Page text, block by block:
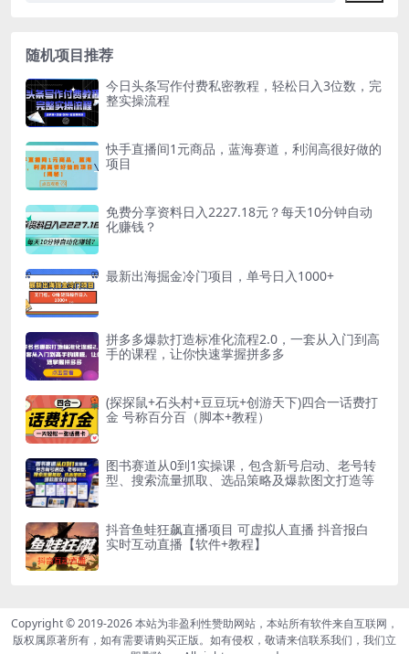
随机项目推荐
今日头条写作付费私密教程，轻松日入3位数，完
整实操流程
快手直播间1元商品，蓝海赛道，利润高很好做的
项目
免费分享资料日入2227.18元？每天10分钟自动
化赚钱？
最新出海掘金冷门项目，单号日入1000+
拼多多爆款打造标准化流程2.0，一套从入门到高
手的课程，让你快速掌握拼多多
(探探鼠+石头村+豆豆玩+创游天下)四合一话费打
金 号称百分百（脚本+教程）
图书赛道从0到1实操课，包含新号启动、老号转
型、搜索流量抓取、选品策略及爆款图文打造等
抖音鱼蛙狂飙直播项目 可虚拟人直播 抖音报白
实时互动直播【软件+教程】
Copyright © 2019-2026本站为非盈利性赞助网站，本站所有软件来自互联网，
版权属原著所有，如有需要请购买正版。如有侵权，敬请来信联系我们，我们立